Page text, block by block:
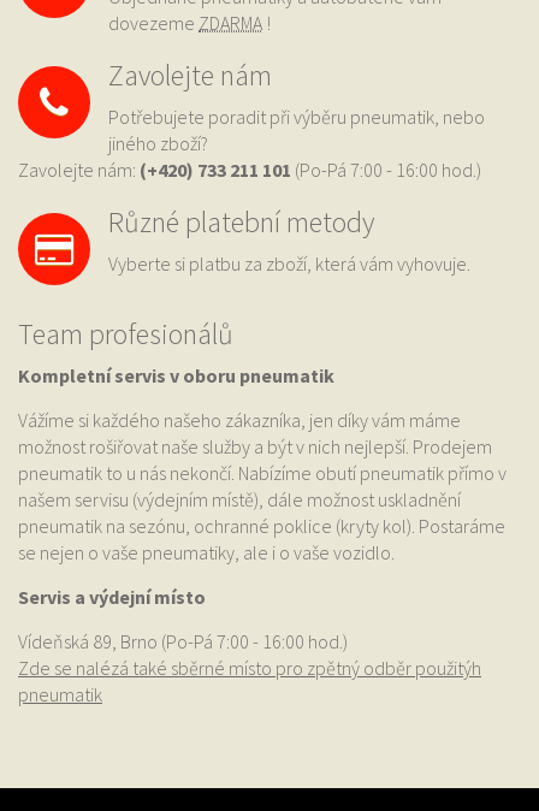
dovezeme ZDARMA !
Zavolejte nám
Potřebujete poradit při výběru pneumatik, nebo
jiného zboží?
Zavolejte nám: (+420) 733 211 101 (Po-Pá 7:00 - 16:00 hod.)
Různé platební metody
Vyberte si platbu za zboží, která vám vyhovuje.
Team profesionálů
Kompletní servis v oboru pneumatik
Vážíme si každého našeho zákazníka, jen díky vám máme
možnost rošiřovat naše služby a být v nich nejlepší. Prodejem
pneumatik to u nás nekončí. Nabízíme obutí pneumatik přímo v
našem servisu (výdejním místě), dále možnost uskladnění
pneumatik na sezónu, ochranné poklice (kryty kol). Postaráme
se nejen o vaše pneumatiky, ale i o vaše vozidlo.
Servis a výdejní místo
Vídeňská 89, Brno (Po-Pá 7:00 - 16:00 hod.)
Zde se nalézá také sběrné místo pro zpětný odběr použitýh
pneumatik